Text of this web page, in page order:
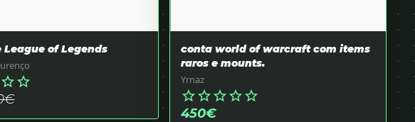
League of Legends
star_borderstar_border
€
conta world of warcraft com items
raros e mounts.
Yrnaz
star_borderstar_borderstar_borderstar_borderstar_border
450€